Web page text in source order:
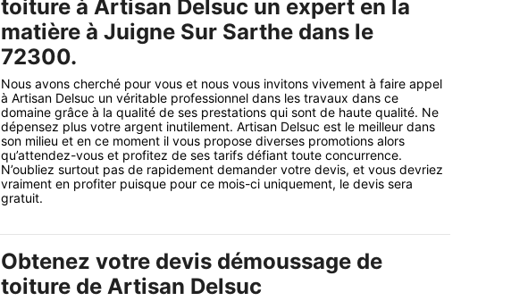
toiture à Artisan Delsuc un expert en la
matière à Juigne Sur Sarthe dans le
72300.
Nous avons cherché pour vous et nous vous invitons vivement à faire appel
à Artisan Delsuc un véritable professionnel dans les travaux dans ce
domaine grâce à la qualité de ses prestations qui sont de haute qualité. Ne
dépensez plus votre argent inutilement. Artisan Delsuc est le meilleur dans
son milieu et en ce moment il vous propose diverses promotions alors
qu’attendez-vous et profitez de ses tarifs défiant toute concurrence.
N’oubliez surtout pas de rapidement demander votre devis, et vous devriez
vraiment en profiter puisque pour ce mois-ci uniquement, le devis sera
gratuit.
Obtenez votre devis démoussage de
toiture de Artisan Delsuc